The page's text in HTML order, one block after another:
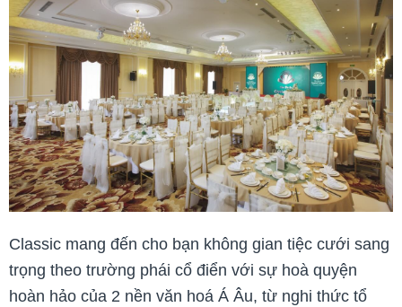
Classic mang đến cho bạn không gian tiệc cưới sang
trọng theo trường phái cổ điển với sự hoà quyện
hoàn hảo của 2 nền văn hoá Á Âu, từ nghi thức tổ